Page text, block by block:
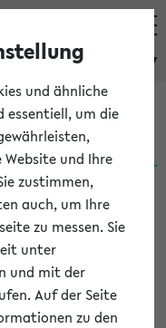
eKVV
(06.08.26)
und ähnliche
essentiell, um die
und Ihre
zustimmen,
auch, um Ihre
zu messen. Sie
unter
und mit der
Auf der Seite
zu den